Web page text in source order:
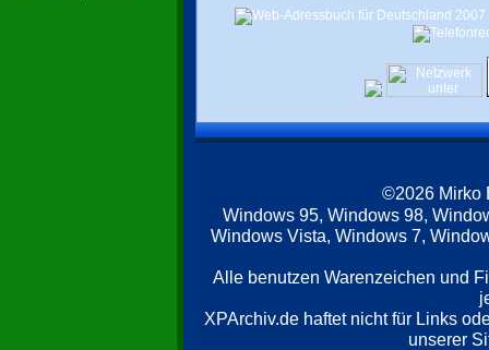
©2026 Mirko
Windows 95, Windows 98,
Windows Vista, Windows 7,
Alle benutzen Warenzeichen und
XPArchiv.de haftet nicht für Links
unserer